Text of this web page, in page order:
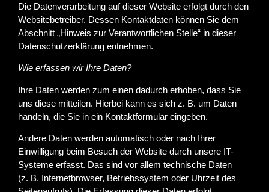
Die Datenverarbeitung auf dieser Website erfolgt durch den
Websitebetreiber. Dessen Kontaktdaten können Sie dem
Abschnitt „Hinweis zur Verantwortlichen Stelle“ in dieser
Datenschutzerklärung entnehmen.
Wie erfassen wir Ihre Daten?
Ihre Daten werden zum einen dadurch erhoben, dass Sie
uns diese mitteilen. Hierbei kann es sich z. B. um Daten
handeln, die Sie in ein Kontaktformular eingeben.
Andere Daten werden automatisch oder nach Ihrer
Einwilligung beim Besuch der Website durch unsere IT-
Systeme erfasst. Das sind vor allem technische Daten
(z. B. Internetbrowser, Betriebssystem oder Uhrzeit des